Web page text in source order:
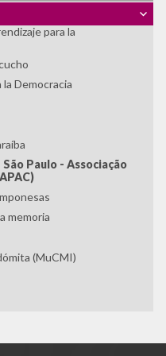
para la
la Democracia
Paulo - Associação
memoria
(MuCMI)